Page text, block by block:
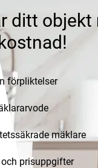
ditt objekt
förpliktelser
mäklare
prisuppgifter